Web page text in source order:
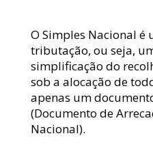
O Simples Nacional é
tributação, ou seja,
simplificação do
sob a alocação de
apenas um
(Documento de
Nacional).